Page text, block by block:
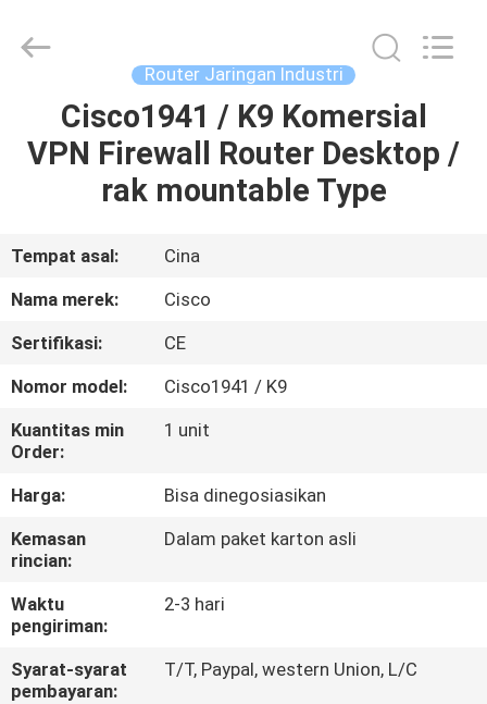
RUMAH
PRODUK
VIDEO
KAMI
TUR
PABRIK
KONTROL
KUALITAS
HUBUNGI
KAMI
Ltd..
Router Jaringan Industri
Cisco1941 / K9 Komersial
VPN Firewall Router Desktop /
rak mountable Type
Tempat asal:
Cina
Nama merek:
Cisco
Sertifikasi:
CE
Nomor model:
Cisco1941 / K9
Kuantitas min
Order:
1 unit
Harga:
Bisa dinegosiasikan
Kemasan
rincian:
Dalam paket karton asli
Waktu
pengiriman:
2-3 hari
Syarat-syarat
pembayaran:
T/T, Paypal, western Union, L/C